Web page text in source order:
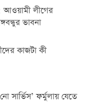
: আওয়ামী লীগের
ভাবনা
কাজটা কী
সার্ভিস’ ফর্মুলায় যেতে